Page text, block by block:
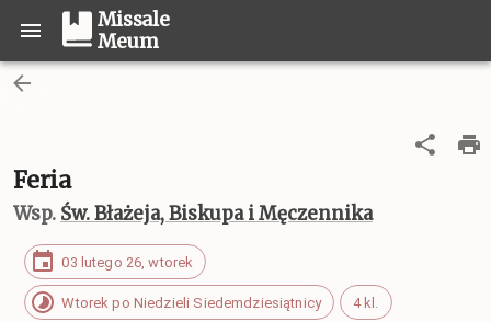
Missale
Meum
Feria
Wsp. Św. Błażeja, Biskupa i Męczennika
03 lutego 26, wtorek
Wtorek po Niedzieli Siedemdziesiątnicy 4 kl.